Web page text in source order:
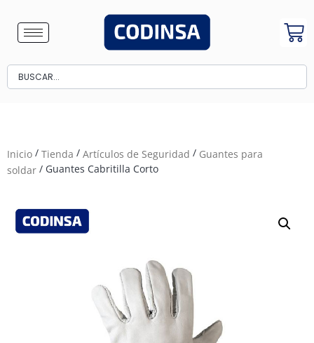
Inicio / Tienda / Artículos de Seguridad / Guantes para
soldar / Guantes Cabritilla Corto